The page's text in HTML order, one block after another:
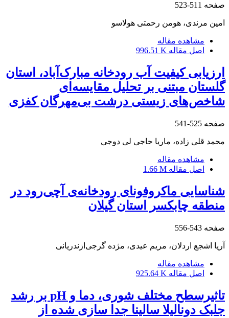
صفحه 511-523
امین مرندی، هومن رحمتی هولاسو
مشاهده مقاله
اصل مقاله 996.51 K
ارزیابی کیفیت آب رودخانه مبارک‌آباد، استان
گلستان مبتنی بر تحلیل مقایسه‌ای
شاخص‌های زیستی درشت بی‌مهرگان کفزی
صفحه 525-541
محمد قلی زاده، ماریا حاجی لی دوجی
مشاهده مقاله
اصل مقاله 1.66 M
شناسایی ماکروفونای رودخانه‌ی آچی‌رود در
منطقه چابکسر استان گیلان
صفحه 543-556
آریا اشجع اردلان، مریم عیدی، مژده گرجی‌ازندریانی
مشاهده مقاله
اصل مقاله 925.64 K
تاثیرسطح مختلف شوری، دما و pH بر رشد
جلبک دونالیلا سالینا جدا سازی شده از